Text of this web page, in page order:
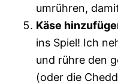
umrühren,
Käse
ins Spiel! Ich
und rühre den
(oder die